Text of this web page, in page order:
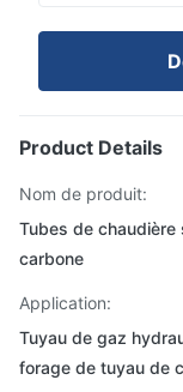
Product Details
Nom de produit:
Tubes de
carbone
Application:
Tuyau de gaz
forage de tuyau de